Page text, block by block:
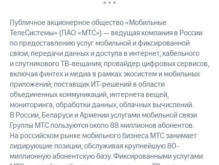
облигаций
Другое
Регистратор
Реквизиты
Контакты
развитие
деловая этика
На главную
* * *
Публичное акционерное общество «Мобильные
ТелеСистемы» (ПАО «МТС») — ведущая компания в России
по предоставлению услуг мобильной и фиксированной
связи, передачи данных и доступа в интернет, кабельного
и спутникового ТВ-вещания; провайдер цифровых сервисов,
включая финтех и медиа в рамках экосистем и мобильных
приложений; поставщик ИТ-решений в области
объединенных коммуникаций, интернета вещей,
мониторинга, обработки данных, облачных вычислений.
В России, Беларуси и Армении услугами мобильной связи
Группы МТС пользуются около 88 миллионов абонентов.
На российском рынке мобильного бизнеса МТС занимает
лидирующие позиции, обслуживая крупнейшую 80-
миллионную абонентскую базу. Фиксированными услугами